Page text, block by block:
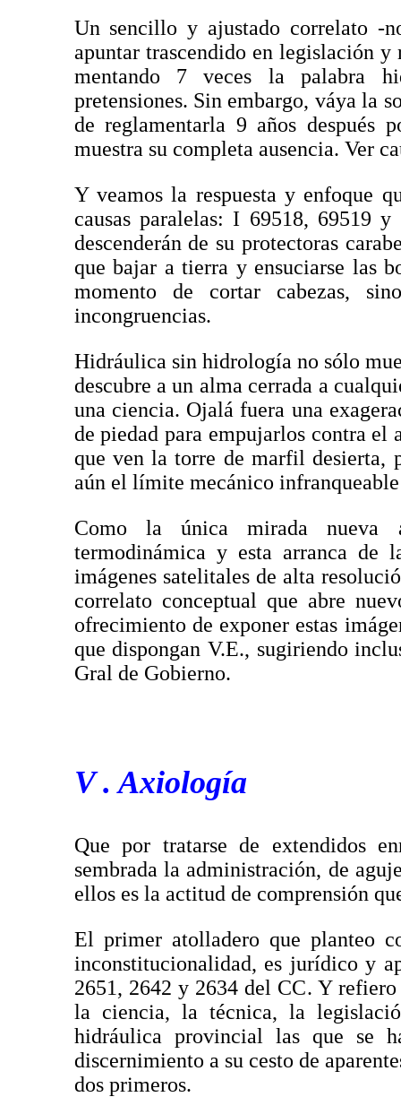
Un sencillo y ajustado correlato -
apuntar trascendido en legislación
mentando 7 veces la palabra
pretensiones. Sin embargo, váya la
de reglamentarla 9 años después
muestra su completa ausencia. Ver
Y veamos la respuesta y enfoque
causas paralelas: I 69518, 69519
descenderán de su protectoras
que bajar a tierra y ensuciarse las
momento de cortar cabezas,
incongruencias.
Hidráulica sin hidrología no sólo
descubre a un alma cerrada a
una ciencia. Ojalá fuera una
de piedad para empujarlos contra el
que ven la torre de marfil desierta,
aún el límite mecánico
Como la única mirada nueva
termodinámica y esta arranca de
imágenes satelitales de alta
correlato conceptual que abre
ofrecimiento de exponer estas
que dispongan V.E., sugiriendo
Gral de Gobierno.
V . Axiología
Que por tratarse de extendidos
sembrada la administración, de
ellos es la actitud de comprensión
El primer atolladero que planteo
inconstitucionalidad, es jurídico y
2651, 2642 y 2634 del CC. Y
la ciencia, la técnica, la
hidráulica provincial las que se
discernimiento a su cesto de
dos primeros.